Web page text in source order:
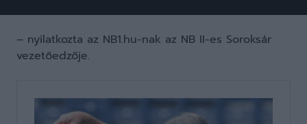
– nyilatkozta az NB1.hu-nak az NB II-es Soroksár
vezetőedzője.